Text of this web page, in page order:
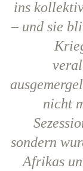
ins
– und sie
nicht
sondern
Afrikas